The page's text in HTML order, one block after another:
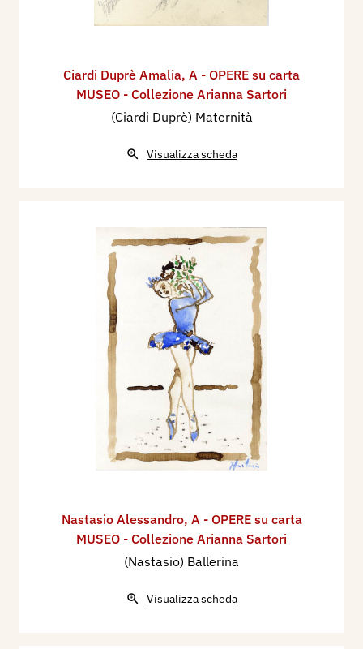
Ciardi Duprè Amalia, A - OPERE su carta
MUSEO - Collezione Arianna Sartori
(Ciardi Duprè) Maternità
Visualizza scheda
Nastasio Alessandro, A - OPERE su carta
MUSEO - Collezione Arianna Sartori
(Nastasio) Ballerina
Visualizza scheda